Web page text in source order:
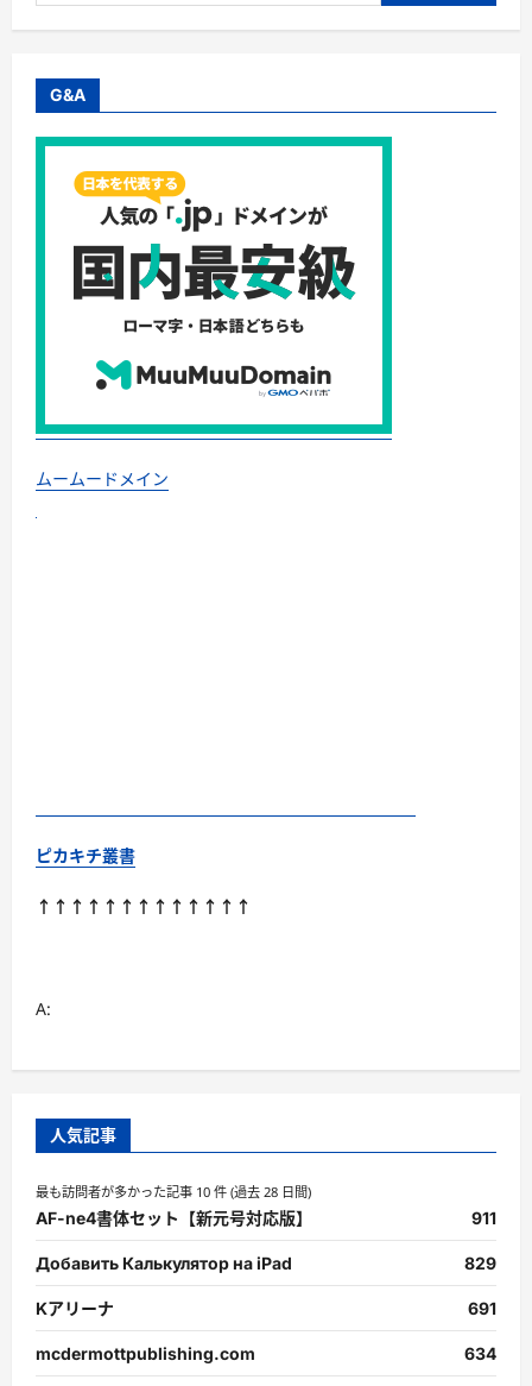
G&A
ムームードメイン
ピカキチ叢書
↑↑↑↑↑↑↑↑↑↑↑↑↑
A:
人気記事
最も訪問者が多かった記事 10 件 (過去 28 日間)
AF-ne4書体セット【新元号対応版】 911
Добавить Калькулятор на iPad 829
Kアリーナ 691
mcdermottpublishing.com 634